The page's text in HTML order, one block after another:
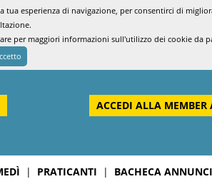
esperienza di navigazione, per consentirci di
per maggiori informazioni sull'utilizzo dei cookie da
ACCEDI ALLA MEMBER
| PRATICANTI | BACHECA ANNUNCI